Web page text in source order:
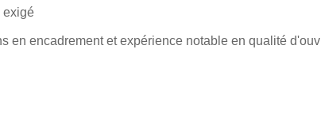
exigé
en encadrement et expérience notable en qualité